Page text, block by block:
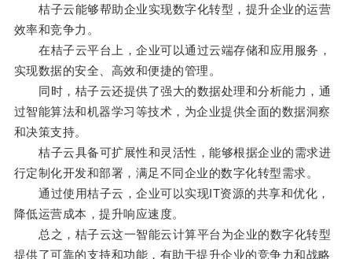
桔子云能够帮助企业实现数字化转型，提升企业的运营
效率和竞争力。
在桔子云平台上，企业可以通过云端存储和应用服务，
实现数据的安全、高效和便捷的管理。
同时，桔子云还提供了强大的数据处理和分析能力，通
过智能算法和机器学习等技术，为企业提供全面的数据洞察
和决策支持。
桔子云具备可扩展性和灵活性，能够根据企业的需求进
行定制化开发和部署，满足不同企业的数字化转型需求。
通过使用桔子云，企业可以实现IT资源的共享和优化，
降低运营成本，提升响应速度。
总之，桔子云这一智能云计算平台为企业的数字化转型
提供了可靠的支持和功能，有助于提升企业的竞争力和战略